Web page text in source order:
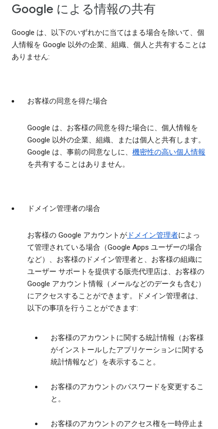
Google による情報の共有
Google は、以下のいずれかに当てはまる場合を除いて、個
人情報を Google 以外の企業、組織、個人と共有することは
ありません:
お客様の同意を得た場合
Google は、お客様の同意を得た場合に、個人情報を
Google 以外の企業、組織、または個人と共有します。
Google は、事前の同意なしに、 機密性の高い個人情報
を共有することはありません。
ドメイン管理者の場合
お客様の Google アカウントが ドメイン管理者によっ
て管理されている場合（Google Apps ユーザーの場合
など）、お客様のドメイン管理者と、お客様の組織に
ユーザー サポートを提供する販売代理店は、お客様の
Google アカウント情報（メールなどのデータも含む）
にアクセスすることができます。ドメイン管理者は、
以下の事項を行うことができます:
お客様のアカウントに関する統計情報（お客様
がインストールしたアプリケーションに関する
統計情報など）を表示すること。
お客様のアカウントのパスワードを変更するこ
と。
お客様のアカウントのアクセス権を一時停止ま